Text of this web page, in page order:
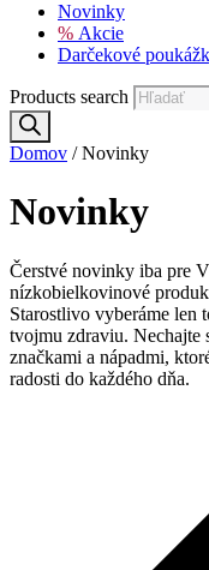
Novinky
% Akcie
Darčekové
Products search
Domov / Novinky
Novinky
Čerstvé novinky iba pre
nízkobielkovinové
Starostlivo vyberáme len
tvojmu zdraviu.
značkami a nápadmi,
radosti do každého dňa.